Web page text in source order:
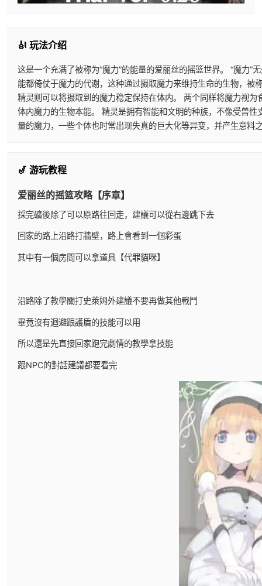
🎻 玩法介绍
这是一个充满了被称为“魔力”的能量的爱丽丝的摇篮世界。 “魔力
能都倚仗于魔力的代谢，这种通过摄取魔力来维持生命的生物，被
精灵则可以将摄取到的魔力稳定保持在体内。 两个同样将魔力视
体内魔力的生物本能。 精灵是拥有智能和文明的种族，不像受兽
量的魔力，一些个体也时常出现失真的巨大化等异变，并产生意
🎷 游玩教程
爱丽丝的摇篮攻略【序章】
採完礦後除了可以原路往回走，建議可以從右邊跳下去
回家的路上沿路打牆壁，路上會看到一個彩蛋
其中有一個房間可以拿道具【代罪貓咪】
沿路除了教學關打史萊姆外建議不要再做其他戰鬥
畢竟沒有迴避跟護盾的技能可以用
所以還是先直接回家跑完劇情的教學拿技能
跟NPC的對話建議都要看完